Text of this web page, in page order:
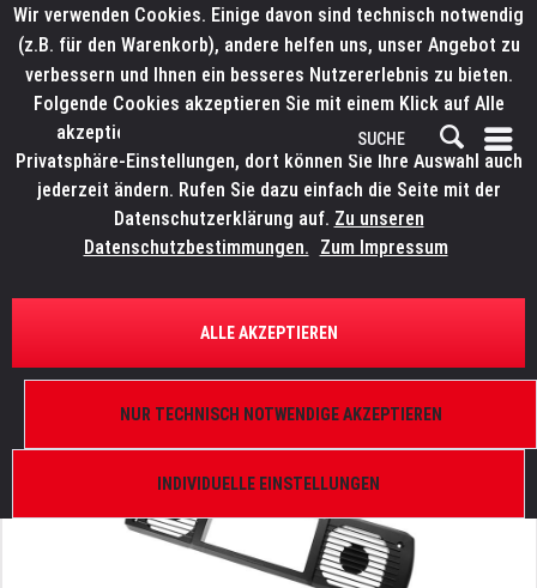
ÜBERSICHT ERSATZTEILE
BMFL Spot, Robin BMFL Blade
Wir verwenden Cookies. Einige davon sind technisch notwendig
(z.B. für den Warenkorb), andere helfen uns, unser Angebot zu
verbessern und Ihnen ein besseres Nutzererlebnis zu bieten.
Folgende Cookies akzeptieren Sie mit einem Klick auf Alle
akzeptieren. Weitere Informationen finden Sie in den
Privatsphäre-Einstellungen, dort können Sie Ihre Auswahl auch
jederzeit ändern. Rufen Sie dazu einfach die Seite mit der
Datenschutzerklärung auf. Zu unseren
Datenschutzbestimmungen. Zum Impressum
INDIVIDUELLE EINSTELLUNGEN
NUR TECHNISCH NOTWENDIGE AKZEPTIEREN
ALLE AKZEPTIEREN